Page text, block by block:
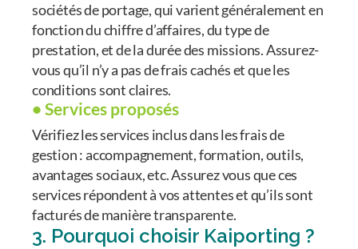
sociétés de portage, qui varient généralement en
fonction du chiffre d’affaires, du type de
prestation, et de la durée des missions. Assurez-
vous qu’il n’y a pas de frais cachés et que les
conditions sont claires.
• Services proposés
Vérifiez les services inclus dans les frais de
gestion : accompagnement, formation, outils,
avantages sociaux, etc. Assurez vous que ces
services répondent à vos attentes et qu’ils sont
facturés de manière transparente.
3. Pourquoi choisir Kaiporting ?